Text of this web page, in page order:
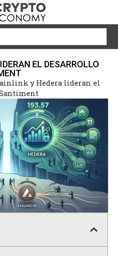
EL DESARROLLO
y Hedera lideran el
Santiment